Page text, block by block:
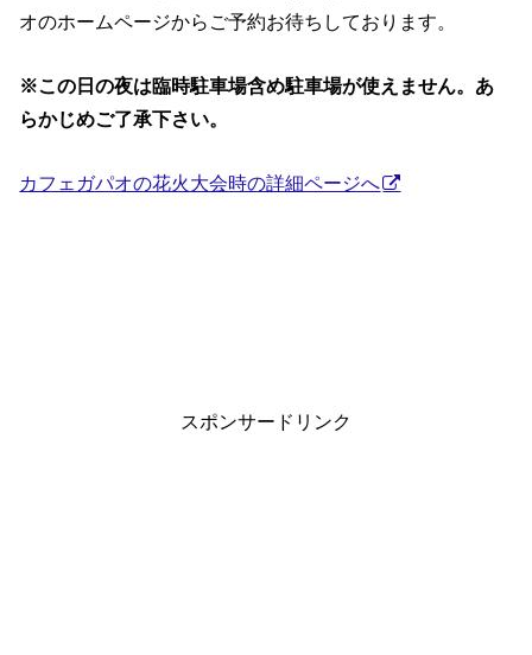
オのホームページからご予約お待ちしております。
※この日の夜は臨時駐車場含め駐車場が使えません。あ
らかじめご了承下さい。
カフェガパオの花火大会時の詳細ページへ
スポンサードリンク